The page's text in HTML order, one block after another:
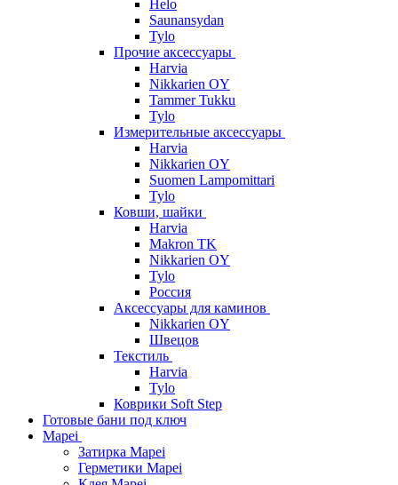
Helo
Saunansydan
Tylo
Прочие аксессуары
Harvia
Nikkarien OY
Tammer Tukku
Tylo
Измерительные аксессуары
Harvia
Nikkarien OY
Suomen Lampomittari
Tylo
Ковши, шайки
Harvia
Makron TK
Nikkarien OY
Tylo
Россия
Аксессуары для каминов
Nikkarien OY
Швецов
Текстиль
Harvia
Tylo
Коврики Soft Step
Готовые бани под ключ
Mapei
Затирка Mapei
Герметики Mapei